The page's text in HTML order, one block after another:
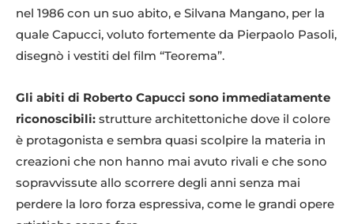
nel 1986 con un suo abito, e Silvana Mangano, per la
quale Capucci, voluto fortemente da Pierpaolo Pasoli,
disegnò i vestiti del film “Teorema”.
Gli abiti di Roberto Capucci sono immediatamente
riconoscibili: strutture architettoniche dove il colore
è protagonista e sembra quasi scolpire la materia in
creazioni che non hanno mai avuto rivali e che sono
sopravvissute allo scorrere degli anni senza mai
perdere la loro forza espressiva, come le grandi opere